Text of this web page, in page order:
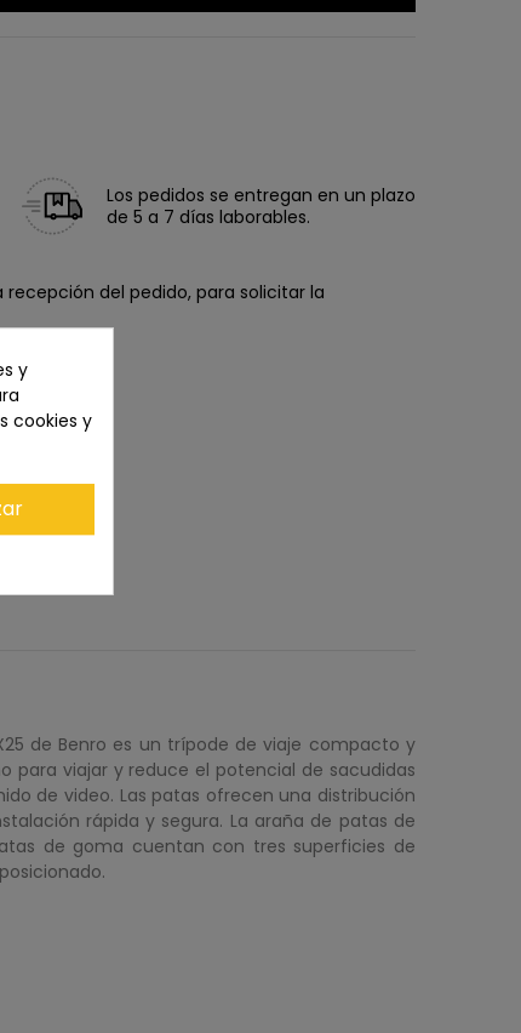
Los pedidos se entregan en un plazo
de 5 a 7 días laborables.
recepción del pedido, para solicitar la
de Benro es un trípode de viaje compacto y
para viajar y reduce el potencial de sacudidas
de video. Las patas ofrecen una distribución
rápida y segura. La araña de patas de
de goma cuentan con tres superficies de
y
cookies y